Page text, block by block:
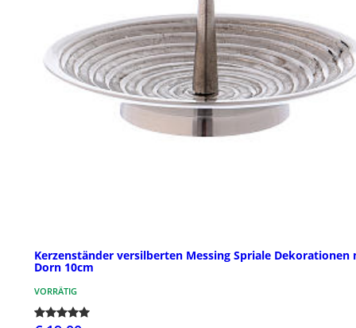
Kerzenständer versilberten Messing Spriale Dekorationen
Dorn 10cm
VORRÄTIG